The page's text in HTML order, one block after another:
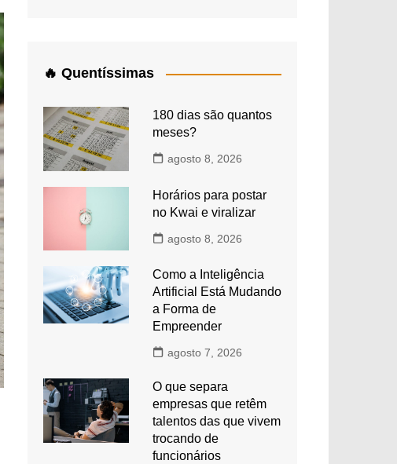
🔥 Quentíssimas
180 dias são quantos
meses?
agosto 8, 2026
Horários para postar
no Kwai e viralizar
agosto 8, 2026
Como a Inteligência
Artificial Está Mudando
a Forma de
Empreender
agosto 7, 2026
O que separa
empresas que retêm
talentos das que vivem
trocando de
funcionários